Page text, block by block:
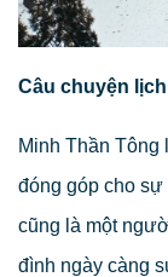
Câu chuyện
Minh Thần Tông
đóng góp cho sự
cũng là một
đình ngày càng